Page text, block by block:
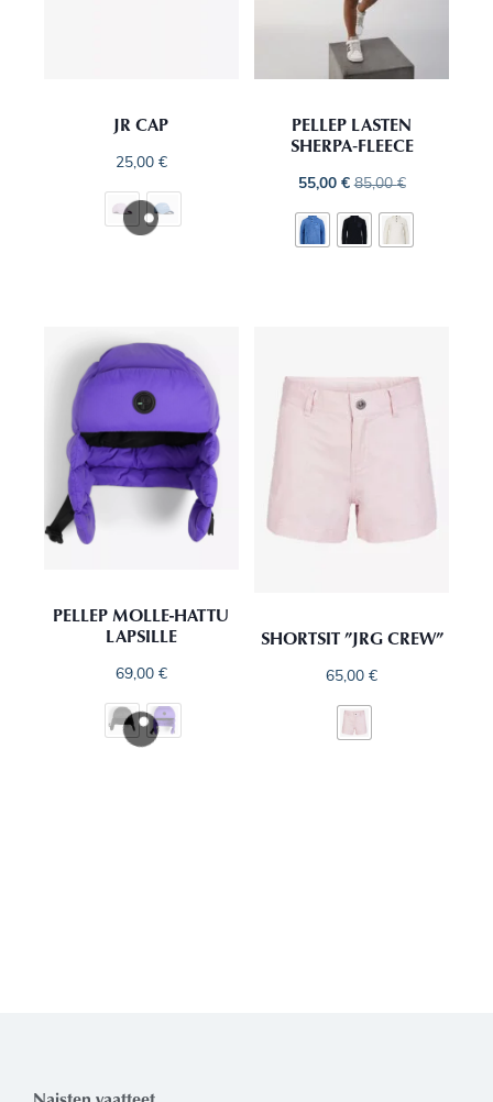
JR CAP
25,00 €
PELLEP LASTEN
SHERPA‑FLEECE
55,00 € 85,00€
PELLEP MOLLE-HATTU
LAPSILLE
69,00 €
SHORTSIT ”JRG CREW”
65,00€